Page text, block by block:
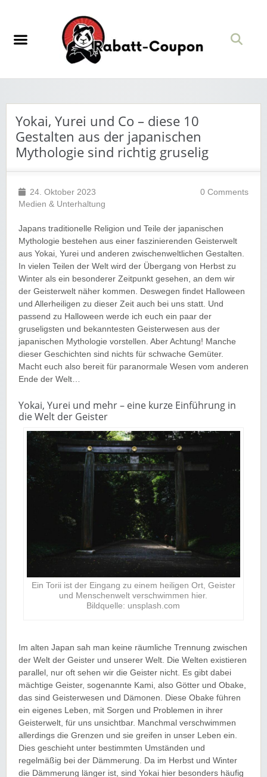
Yokai, Yurei und Co – diese 10
Gestalten aus der japanischen
Mythologie sind richtig gruselig
24. Oktober 2023
Medien & Unterhaltung
0 Comments
Japans traditionelle Religion und Teile der japanischen
Mythologie bestehen aus einer faszinierenden Geisterwelt
aus Yokai, Yurei und anderen zwischenweltlichen Gestalten.
In vielen Teilen der Welt wird der Übergang von Herbst zu
Winter als ein besonderer Zeitpunkt gesehen, an dem wir
der Geisterwelt näher kommen. Deswegen findet Halloween
und Allerheiligen zu dieser Zeit auch bei uns statt. Und
passend zu Halloween werde ich euch ein paar der
gruseligsten und bekanntesten Geisterwesen aus der
japanischen Mythologie vorstellen. Aber Achtung! Manche
dieser Geschichten sind nichts für schwache Gemüter.
Macht euch also bereit für paranormale Wesen vom anderen
Ende der Welt…
Yokai, Yurei und mehr – eine kurze Einführung in
die Welt der Geister
Ein Torii ist der Eingang zu einem heiligen Ort, Geister
und Menschenwelt verschwimmen hier.
Bildquelle: unsplash.com
Im alten Japan sah man keine räumliche Trennung zwischen
der Welt der Geister und unserer Welt. Die Welten existieren
parallel, nur oft sehen wir die Geister nicht. Es gibt dabei
mächtige Geister, sogenannte Kami, also Götter und Obake,
das sind Geisterwesen und Dämonen. Diese Obake führen
ein eigenes Leben, mit Sorgen und Problemen in ihrer
Geisterwelt, für uns unsichtbar. Manchmal verschwimmen
allerdings die Grenzen und sie greifen in unser Leben ein.
Dies geschieht unter bestimmten Umständen und
regelmäßig bei der Dämmerung. Da im Herbst und Winter
die Dämmerung länger ist, sind Yokai hier besonders häufig